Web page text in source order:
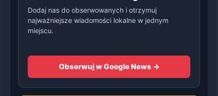
Dodaj nas do obserwowanych i otrzymuj
najważniejsze wiadomości lokalne w jednym
miejscu.
Obserwuj w Google News →